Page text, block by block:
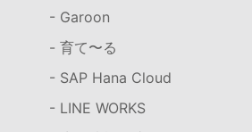
- Garoon
- 育て〜る
- SAP Hana Cloud
- LINE WORKS